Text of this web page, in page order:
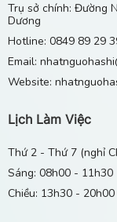
Trụ sở chính: Đường
Dương
Hotline: 0849 89 29
Email:
Website:
Lịch Làm Việc
Thứ 2 - Thứ 7 (nghỉ
Sáng: 08h00 - 11h30
Chiều: 13h30 - 20h00